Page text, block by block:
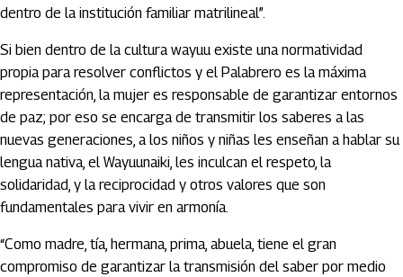
dentro de la institución familiar matrilineal”.
Si bien dentro de la cultura wayuu existe una normatividad
propia para resolver conflictos y el Palabrero es la máxima
representación, la mujer es responsable de garantizar entornos
de paz; por eso se encarga de transmitir los saberes a las
nuevas generaciones, a los niños y niñas les enseñan a hablar su
lengua nativa, el Wayuunaiki, les inculcan el respeto, la
solidaridad, y la reciprocidad y otros valores que son
fundamentales para vivir en armonía.
“Como madre, tía, hermana, prima, abuela, tiene el gran
compromiso de garantizar la transmisión del saber por medio